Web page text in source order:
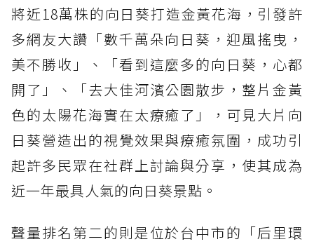
將近18萬株的向日葵打造金黃花海，引發許
多網友大讚「數千萬朵向日葵，迎風搖曳，
美不勝收」、「看到這麼多的向日葵，心都
開了」、「去大佳河濱公園散步，整片金黃
色的太陽花海實在太療癒了」，可見大片向
日葵營造出的視覺效果與療癒氛圍，成功引
起許多民眾在社群上討論與分享，使其成為
近一年最具人氣的向日葵景點。
聲量排名第二的則是位於台中市的「后里環